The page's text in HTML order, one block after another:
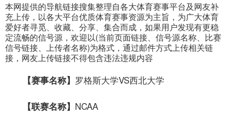
本网提供的导航链接搜集整理自各大体育赛事平台及网友补
充上传，以各大平台优质体育赛事资源为主旨，为广大体育
爱好者寻觅、收藏、分享、集合而成，如果用户发现有更稳
定流畅的信号源，欢迎以(当前页面链接、信号源名称、比赛
信号链接、上传者名称)为格式，通过邮件方式上传相关链
接，网友上传链接不得包含违法违规内容
【赛事名称】 罗格斯大学VS西北大学
【联赛名称】 NCAA